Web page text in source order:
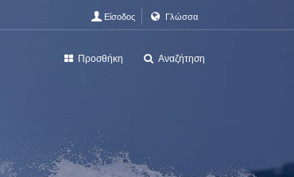
Είσοδος Γλώσσα
Προσθήκη Αναζήτηση